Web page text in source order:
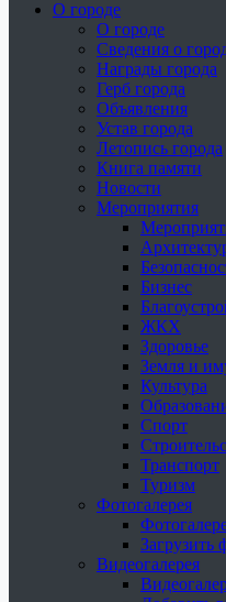
О городе
О городе
Сведения о
Награды города
Герб города
Объявления
Устав города
Летопись города
Книга памяти
Новости
Мероприятия
Бизнес
ЖКХ
Здоровье
Земля и
Культура
Спорт
Транспорт
Туризм
Фотогалерея
Загрузить
Видеогалерея